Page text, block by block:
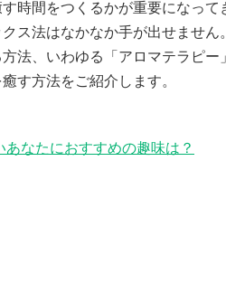
時間をつくるかが重要になっ
ス法はなかなか手が出せませ
法、いわゆる「アロマテラピ
す方法をご紹介します。
あなたにおすすめの趣味は？